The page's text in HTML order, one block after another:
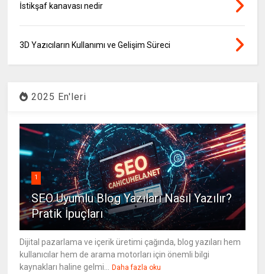
İstikşaf kanavası nedir
3D Yazıcıların Kullanımı ve Gelişim Süreci
2025 En'leri
1
SEO Uyumlu Blog Yazıları Nasıl Yazılır?
Pratik İpuçları
Dijital pazarlama ve içerik üretimi çağında, blog yazıları hem
kullanıcılar hem de arama motorları için önemli bilgi
kaynakları haline gelmi...
Daha fazla oku